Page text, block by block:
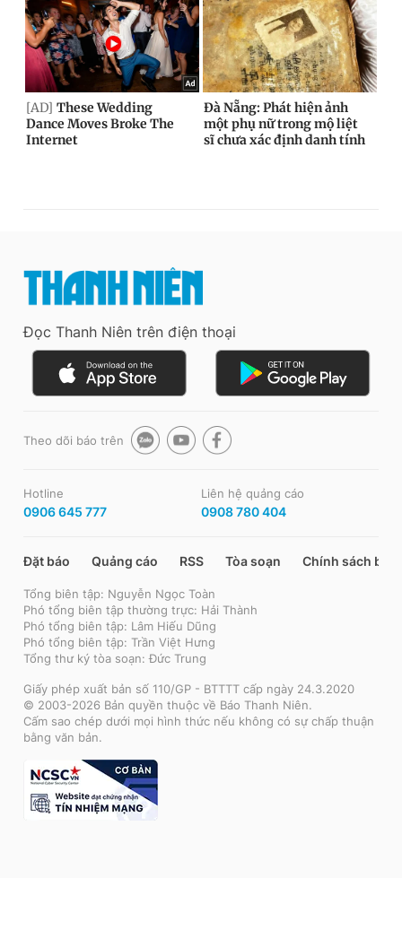
Đọc Thanh Niên trên điện thoại
Theo dõi báo trên
Hotline
0906 645 777
Liên hệ quảng cáo
0908 780 404
Đặt báo Quảng cáo RSS Tòa soạn Chính sách bảo
Tổng biên tập: Nguyễn Ngọc Toàn
Phó tổng biên tập thường trực: Hải Thành
Phó tổng biên tập: Lâm Hiếu Dũng
Phó tổng biên tập: Trần Việt Hưng
Tổng thư ký tòa soạn: Đức Trung
Giấy phép xuất bản số 110/GP - BTTTT cấp ngày 24.3.2020
© 2003-2026 Bản quyền thuộc về Báo Thanh Niên.
Cấm sao chép dưới mọi hình thức nếu không có sự chấp thuận
bằng văn bản.